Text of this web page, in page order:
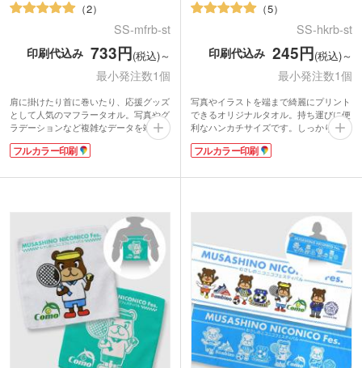
2
SS-mfrb-st
印刷代込み 733円(税込)～
最小発注数1個
肩に掛けたり首に巻いたり、応援グッズ
として人気のマフラータオル。写真やグ
ラデーションなど複雑なデータを端まで
綺麗にプリントできます。高級感のある
特厚タイプは表面がなめらかな質感のラ
トン素材を使用しているので実用性も抜
カラーのデザインも1色のデザインも同
価格でご対応。1枚からの小ロットでご
注文いただけます。スポーツチームやラ
イブ・イベントのオリジナルグッズにい
かがでしょうか。
フルカラー印刷
5
SS-hkrb-st
印刷代込み 245円(税込)～
最小発注数1個
写真やイラストを端まで綺麗にプリント
できるオリジナルタオル。持ち運びに便
利なハンカチサイズです。しっかり厚み
のある特厚タイプで、表面はなめらかさ
が特徴のラビットタッチ、裏面は吸水性
表示価格は印刷代込みの格安価格！フル
ます。使い勝手の良いサイズはイベント
のオリジナルグッズ作成等に人気。細か
なデザインが表現可能なので、集合写真
を印刷した卒業記念品にもおすすめで
す。
フルカラー印刷